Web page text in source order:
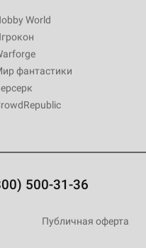
World
фантастики
500-31-36
Публичная оферта